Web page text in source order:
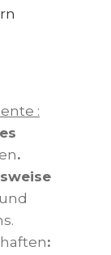
:
.
: